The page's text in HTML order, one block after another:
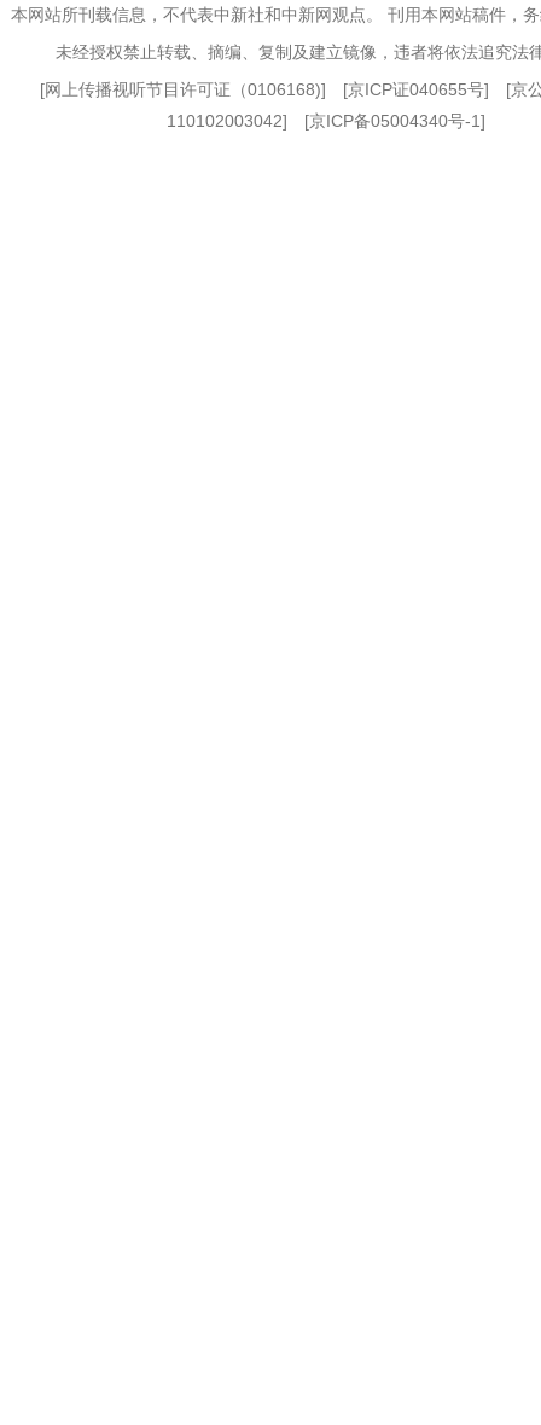
本网站所刊载信息，不代表中新社和中新网观点。 刊用本网站稿件，
未经授权禁止转载、摘编、复制及建立镜像，违者将依法追究法
[网上传播视听节目许可证（0106168)] [京ICP证040655号] [京
110102003042] [京ICP备05004340号-1]